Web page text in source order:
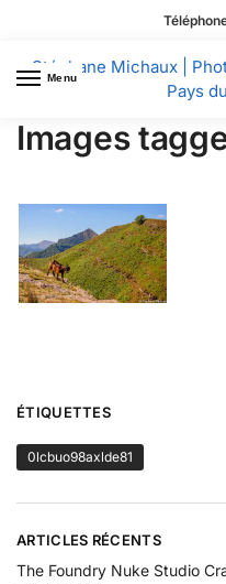
Menu
Stéphane Michaux |
Pays
Images
ÉTIQUETTES
0lcbuo98axlde81
ARTICLES RÉCENTS
The Foundry Nuke Studio